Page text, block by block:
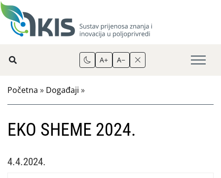
A+ A−
Početna » Događaji »
EKO SHEME 2024.
4.4.2024.